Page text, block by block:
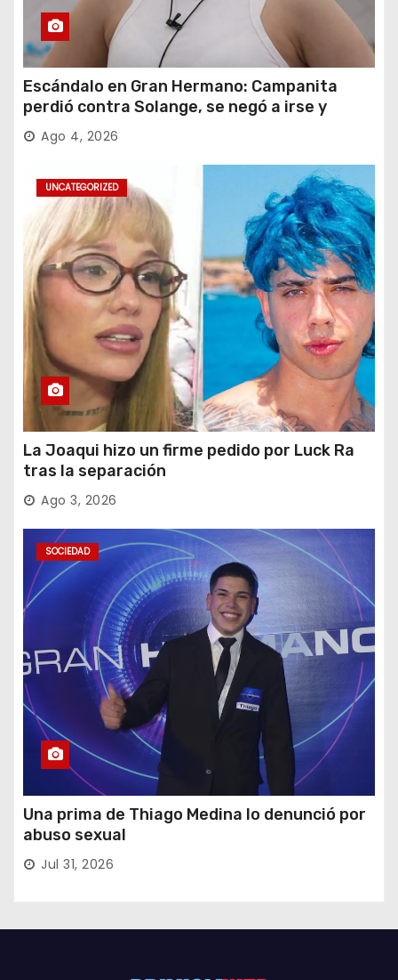
Escándalo en Gran Hermano: Campanita
perdió contra Solange, se negó a irse y
desafió al Big
Ago 4, 2026
UNCATEGORIZED
La Joaqui hizo un firme pedido por Luck Ra
tras la separación
Ago 3, 2026
SOCIEDAD
Una prima de Thiago Medina lo denunció por
abuso sexual
Jul 31, 2026